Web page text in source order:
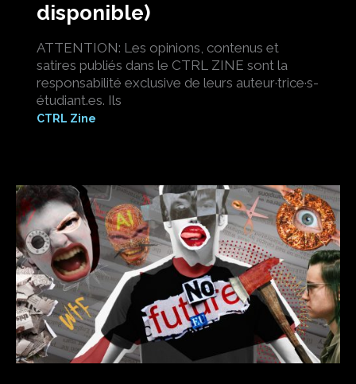
disponible)
ATTENTION: Les opinions, contenus et
satires publiés dans le CTRL ZINE sont la
responsabilité exclusive de leurs auteur·trice·s-
étudiant.es. Ils
CTRL Zine